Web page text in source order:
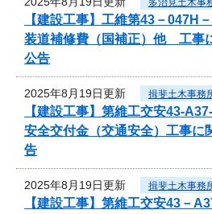
多治見土木事
【建設工事】工維第43－
装道補修費（国補正）他 工事
公告
2025年8月19日更新 揖斐土木事務
【建設工事】第維工交安43-
安全交付金（交通安全）工事に
告
2025年8月19日更新 揖斐土木事務
【建設工事】第維工交安43－